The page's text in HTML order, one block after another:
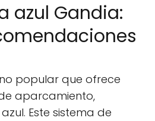
azul Gandia:
popular que ofrece
aparcamiento,
Este sistema de